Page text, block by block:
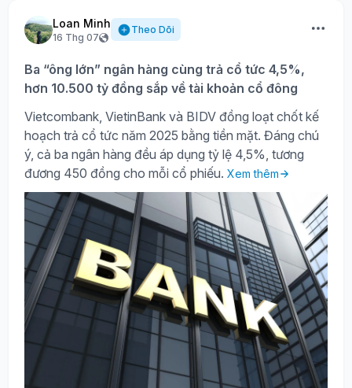
Loan Minh
16 Thg 07
Theo Dõi
Ba “ông lớn” ngân hàng cùng trả cổ tức 4,5%,
hơn 10.500 tỷ đồng sắp về tài khoản cổ đông
Vietcombank, VietinBank và BIDV đồng loạt chốt kế
hoạch trả cổ tức năm 2025 bằng tiền mặt. Đáng chú
ý, cả ba ngân hàng đều áp dụng tỷ lệ 4,5%, tương
đương 450 đồng cho mỗi cổ phiếu. Xem thêm